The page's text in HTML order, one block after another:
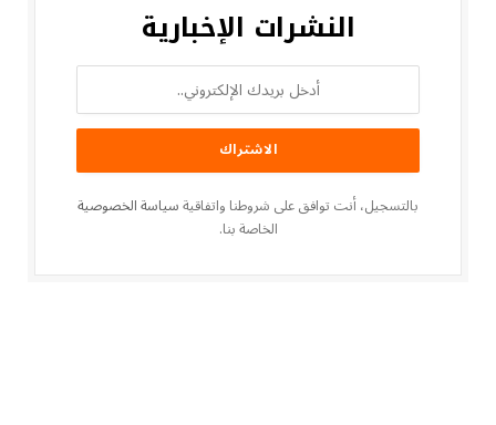
النشرات الإخبارية
بالتسجيل، أنت توافق على شروطنا واتفاقيةسياسة الخصوصية
الخاصة بنا.